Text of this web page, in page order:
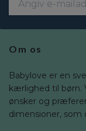
Om os
Babylove er en
kærlighed til børn.
ønsker og
dimensioner, som